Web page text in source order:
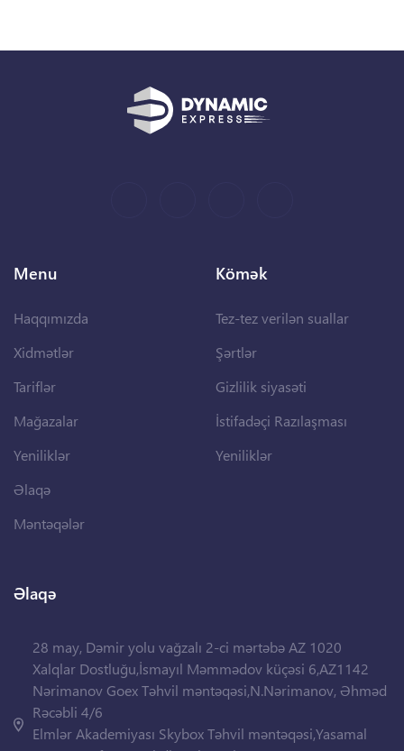
Menu
Haqqımızda
Xidmətlər
Tariflər
Mağazalar
Yeniliklər
Əlaqə
Məntəqələr
Kömək
Tez-tez verilən suallar
Şərtlər
Gizlilik siyasəti
İstifadəçi Razılaşması
Yeniliklər
Əlaqə
28 may, Dəmir yolu vağzalı 2-ci mərtəbə AZ 1020
Xalqlar Dostluğu,İsmayıl Məmmədov küçəsi 6,AZ1142
Nərimanov Goex Təhvil məntəqəsi,N.Nərimanov, Əhməd
Rəcəbli 4/6
Elmlər Akademiyası Skybox Təhvil məntəqəsi,Yasamal